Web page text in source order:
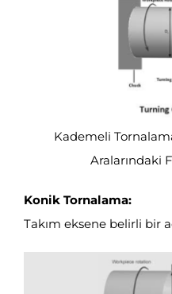
Kademeli
Aralarındaki
Konik Tornalama:
Takım eksene belirli bir